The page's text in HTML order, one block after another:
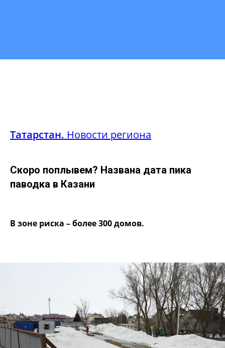
Татарстан. Новости региона
Скоро поплывем? Названа дата пика
паводка в Казани
В зоне риска – более 300 домов.